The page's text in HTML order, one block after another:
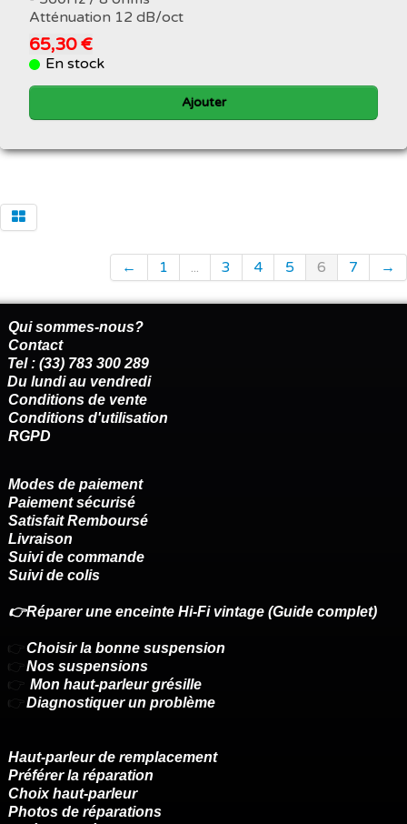
Atténuation 12 dB/oct
65,30 €
En stock
Ajouter
← 1 ... 3 4 5 6 7 →
Qui sommes-nous?
Contact
Tel : (33) 783 300 289
Du lundi au vendredi
Conditions de vente
Conditions d'utilisation
RGPD
Modes de paiement
Paiement sécurisé
Satisfait Remboursé
Livraison
Suivi de commande
Suivi de colis
👉Réparer une enceinte Hi-Fi vintage (Guide complet)
👉 Choisir la bonne suspension
👉 Nos suspensions
👉 Mon haut-parleur grésille
👉 Diagnostiquer un problème
Haut-parleur de remplacement
Préférer la réparation
Choix haut-parleur
Photos de réparations